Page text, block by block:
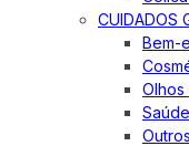
CUIDADOS
Bem-
Olhos
Outros